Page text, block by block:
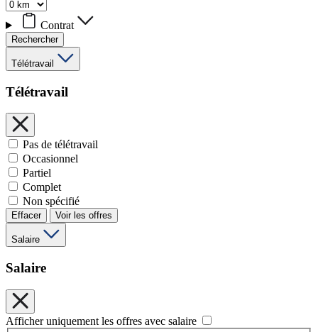
Contrat
Rechercher
Télétravail
Télétravail
Pas de télétravail
Occasionnel
Partiel
Complet
Non spécifié
Effacer Voir les offres
Salaire
Salaire
Afficher uniquement les offres avec salaire